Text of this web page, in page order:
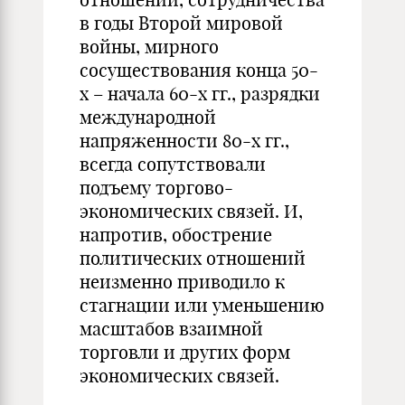
в годы Второй мировой
войны, мирного
сосуществования конца 50-
х – начала 60-х гг., разрядки
международной
напряженности 80-х гг.,
всегда сопутствовали
подъему торгово-
экономических связей. И,
напротив, обострение
политических отношений
неизменно приводило к
стагнации или уменьшению
масштабов взаимной
торговли и других форм
экономических связей.